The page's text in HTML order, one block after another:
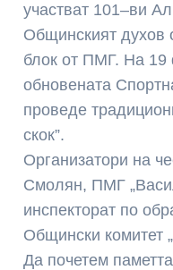
участват 101–ви
Общинският духов
блок от ПМГ. На 19
обновената
проведе
скок”.
Организатори на
Смолян, ПМГ
инспекторат по
Общински комитет
Да почетем